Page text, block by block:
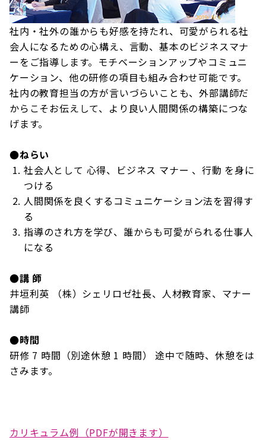
社内・社外の誰からも好感を持たれ、可愛がられる社
会人になるための心構え、言動、基本のビジネスマナ
ーをご指導します。モチベーションアップやコミュニ
ケーション、他の研修の項目も組み合わせ可能です。
社内の教育担当の方が言いづらいことも、外部講師だ
からこそお伝えして、より良い人間関係の構築につな
げます。
●ねらい
社会人として 心得、ビジネス マナー 、行動 を身に
つける
人間関係を良くするコミュニケーション法を習得す
る
指導のされ方を学び、誰からも可愛がられる仕事人
になる
●講 師
井垣利英 （株）シェリロゼ社長、人材教育家、マナー
講師
●時間
研修 7 時間（別途休憩 1 時間） 途中で随時、休憩をは
さみます。
カリキュラム例（PDFが開きます）